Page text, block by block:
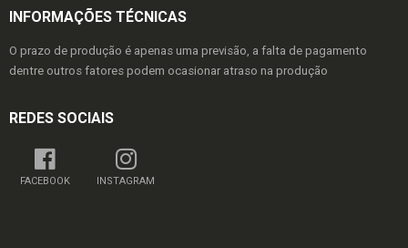
INFORMAÇÕES TÉCNICAS
O prazo de produção é apenas uma previsão, a falta de pagamento
dentre outros fatores podem ocasionar atraso na produção
REDES SOCIAIS
FACEBOOK INSTAGRAM